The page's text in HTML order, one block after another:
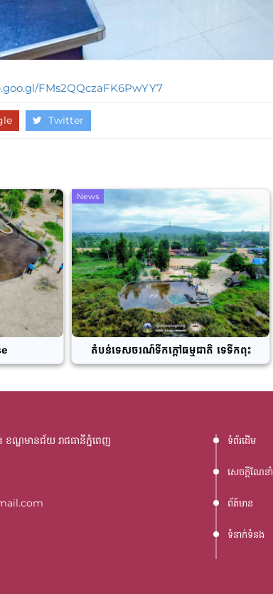
FMs2QQczaFK6PwYY7
Twitter
News
តំបន់ទេសចរណ៍ទឹកក្តៅធម្មជាតិ ទេទឹកពុះ
ខណ្ឌមានជ័យ រាជធានីភ្នំពេញ ទំព័រដើម
សេចក្តីណែនាំ
ព័ត៍មាន
ទំនាក់ទំនង